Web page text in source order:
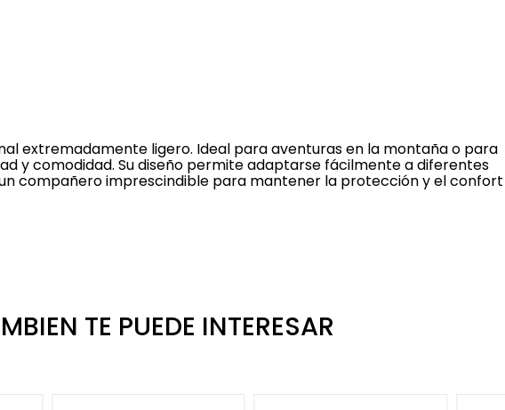
extremadamente ligero. Ideal para aventuras en la montaña o para
y comodidad. Su diseño permite adaptarse fácilmente a diferentes
compañero imprescindible para mantener la protección y el confort
TE PUEDE INTERESAR